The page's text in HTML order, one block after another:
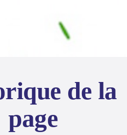
de la
page